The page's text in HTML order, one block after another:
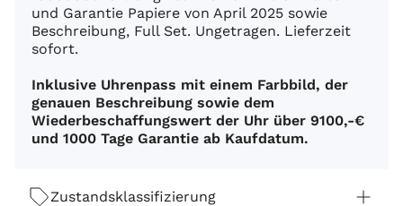
und Garantie Papiere von April 2025 sowie
Beschreibung, Full Set. Ungetragen. Lieferzeit
sofort.
Inklusive Uhrenpass mit einem Farbbild, der
genauen Beschreibung sowie dem
Wiederbeschaffungswert der Uhr über 9100,-€
und 1000 Tage Garantie ab Kaufdatum.
Zustandsklassifizierung